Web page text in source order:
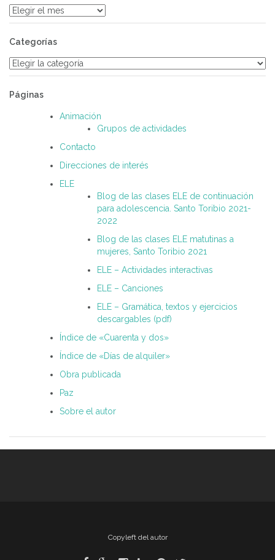
Archivos
Categorías
Categorías
Páginas
Animación
Grupos de actividades
Contacto
Direcciones de interés
ELE
Blog de las clases ELE de continuación
para adolescencia. Santo Toribio 2021-
2022
Blog de las clases ELE matutinas a
mujeres, Santo Toribio 2021
ELE – Actividades interactivas
ELE – Canciones
ELE – Gramática, textos y ejercicios
descargables (pdf)
Índice de «Cuarenta y dos»
Índice de «Días de alquiler»
Obra publicada
Paz
Sobre el autor
Copyleft del autor